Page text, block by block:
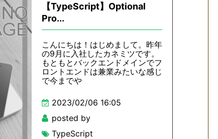
【TypeScript】Optional
Pro...
こんにちは！はじめまして。昨年
の9月に入社したカネミツです。
もともとバックエンドメインでフ
ロントエンドは兼業みたいな感じ
で今までや
2023/02/06 16:05
posted by
TypeScript